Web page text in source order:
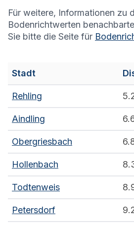
Für weitere, Informationen zu
Bodenrichtwerten
Sie bitte die Seite für
Stadt
Rehling
Aindling
Obergriesbach
Hollenbach
Todtenweis
Petersdorf